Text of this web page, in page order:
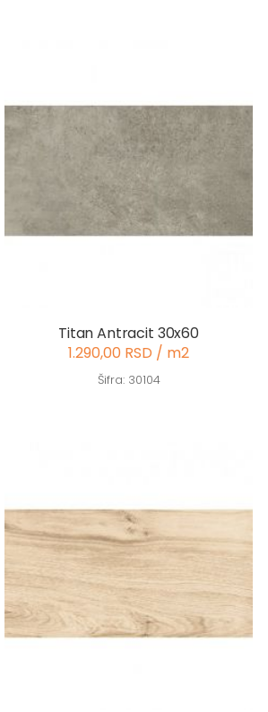
Titan Antracit 30x60
1.290,00 RSD / m2
Šifra: 30104